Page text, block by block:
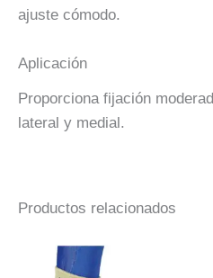
ajuste cómodo.
Aplicación
Proporciona fijación
lateral y medial.
Productos relacionados